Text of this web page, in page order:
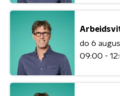
do 6
09:00 -